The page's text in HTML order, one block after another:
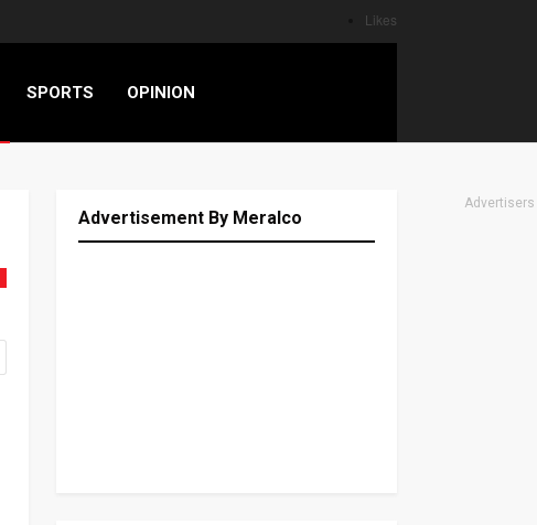
Likes
SPORTS OPINION
Advertisers
Advertisement By Meralco